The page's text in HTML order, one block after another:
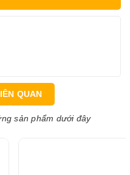
QUAN
sản phẩm dưới đây